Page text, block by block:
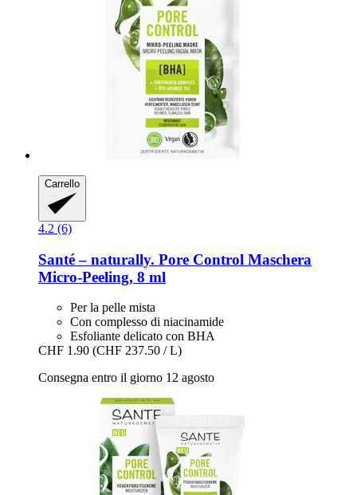
Carrello
4.2 (6)
Santé – naturally. Pore Control Maschera
Micro-​Peeling, 8 ml
Per la pelle mista
Con complesso di niacinamide
Esfoliante delicato con BHA
CHF 1.90 (CHF 237.50 / L)
Consegna entro il giorno 12 agosto